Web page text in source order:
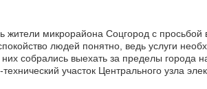
жители микрорайона Соцгород с
людей понятно, ведь услуги
собрались выехать за пределы города
участок Центрального узла